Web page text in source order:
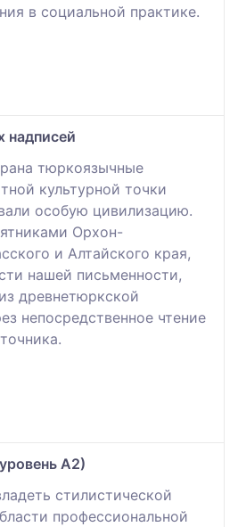
в социальной практике.
надписей
тюркоязычные
культурной точки
особую цивилизацию.
Орхон-
и Алтайского края,
нашей письменности,
древнетюркской
непосредственное чтение
А2)
стилистической
профессиональной